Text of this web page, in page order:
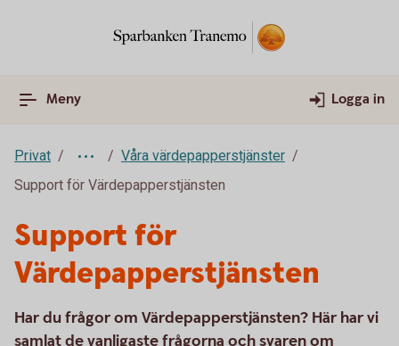
Meny Logga in
Privat
Våra värdepapperstjänster
Support för Värdepapperstjänsten
Support för
Värdepapperstjänsten
Har du frågor om Värdepapperstjänsten? Här har vi
samlat de vanligaste frågorna och svaren om